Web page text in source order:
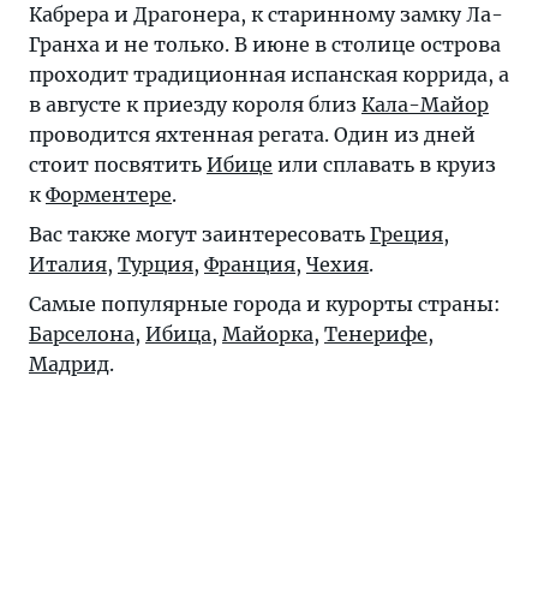
Кабрера и Драгонера, к старинному замку Ла-
Гранха и не только. В июне в столице острова
проходит традиционная испанская коррида, а
в августе к приезду короля близ Кала-Майор
проводится яхтенная регата. Один из дней
стоит посвятить Ибице или сплавать в круиз
к Форментере.
Вас также могут заинтересовать Греция,
Италия, Турция, Франция, Чехия.
Самые популярные города и курорты страны:
Барселона, Ибица, Майорка, Тенерифе,
Мадрид.